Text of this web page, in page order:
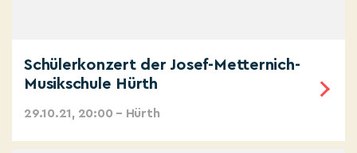
Schülerkonzert der Josef-Metternich-
Musikschule Hürth
29.10.21, 20:00 – Hürth